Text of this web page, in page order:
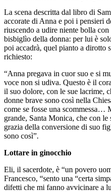
La scena descritta dal libro di
accorate di Anna e poi i pensieri
riuscendo a udire niente bolla
bisbiglìo della donna: per lui è
poi accadrà, quel pianto a dirotto
richiesto:
“Anna pregava in cuor suo e si
voce non si udiva. Questo è il
il suo dolore, con le sue lacrime,
donne brave sono così nella
come se fosse una scommessa…
grande, Santa Monica, che con
grazia della conversione di suo
sono così”.
Lottare in ginocchio
Eli, il sacerdote, è “un povero
Francesco, “sento una “certa
difetti che mi fanno avvicinare a